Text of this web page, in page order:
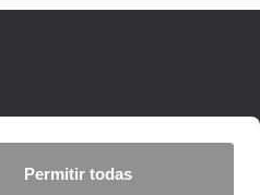
Permitir todas